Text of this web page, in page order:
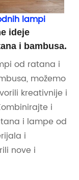
lampi
ideje
i bambusa.
od ratana i
možemo
kreativnije i
i
i lampe od
i
nove i